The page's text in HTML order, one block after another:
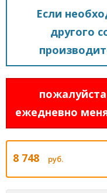
Если
другого
ежедневно
8 748 руб.